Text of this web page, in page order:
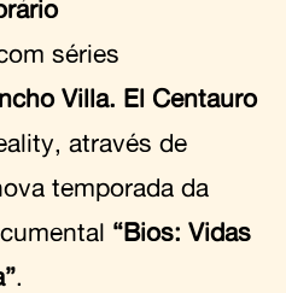
séries
Villa. El Centauro
através de
temporada da
“Bios: Vidas
.